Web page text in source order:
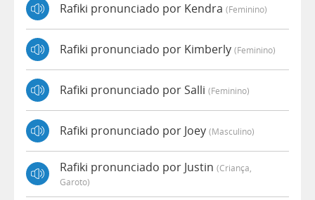
Rafiki pronunciado por Kendra (feminino)
Rafiki pronunciado por Kimberly (feminino)
Rafiki pronunciado por Salli (feminino)
Rafiki pronunciado por Joey (masculino)
Rafiki pronunciado por Justin (criança,
Garoto)